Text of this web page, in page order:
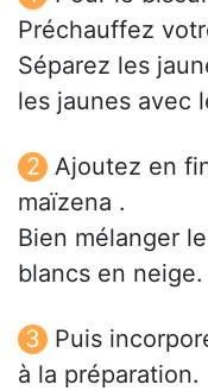
Préchauffez
Séparez les
les jaunes avec
Ajoutez en
maïzena .
Bien mélanger
blancs en neige.
Puis
à la préparation.